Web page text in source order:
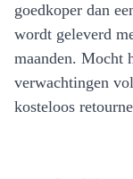
goedkoper dan
wordt geleverd
maanden. Mocht
verwachtingen
kosteloos